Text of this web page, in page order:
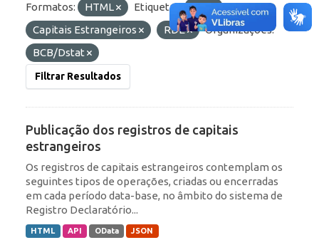
Formatos: HTML Etiquetas:
IED
Capitais Estrangeiros
RDE
Organizações:
BCB/Dstat
Filtrar Resultados
Publicação dos registros de capitais
estrangeiros
Os registros de capitais estrangeiros contemplam os
seguintes tipos de operações, criadas ou encerradas
em cada período data-base, no âmbito do sistema de
Registro Declaratório...
HTML API OData JSON